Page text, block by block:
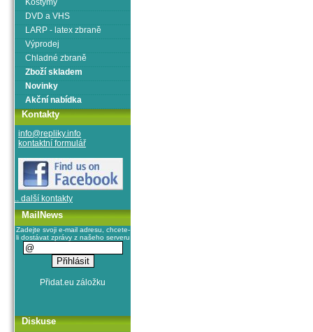
Kostýmy
DVD a VHS
LARP - latex zbraně
Výprodej
Chladné zbraně
Zboží skladem
Novinky
Akční nabídka
Kontakty
info@repliky.info
kontaktní formulář
.. další kontakty
MailNews
Zadejte svoji e-mail adresu, chcete-
li dostávat zprávy z našeho serveru
Diskuse